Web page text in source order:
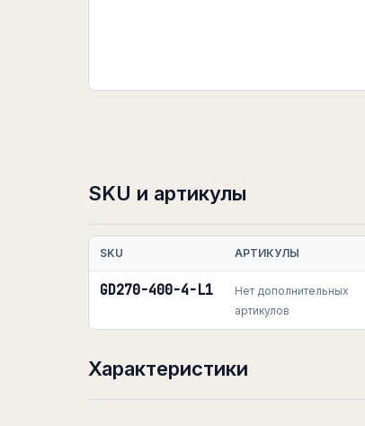
SKU и артикулы
SKU АРТИКУЛЫ
GD270-400-4-L1
Нет дополнительных
артикулов
Характеристики